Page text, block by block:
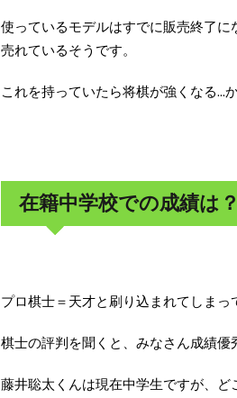
使っているモデルはすでに販売終了
売れているそうです。
これを持っていたら将棋が強くなる...
在籍中学校での成績は
プロ棋士＝天才と刷り込まれてしまっ
棋士の評判を聞くと、みなさん成績優
藤井聡太くんは現在中学生ですが、ど